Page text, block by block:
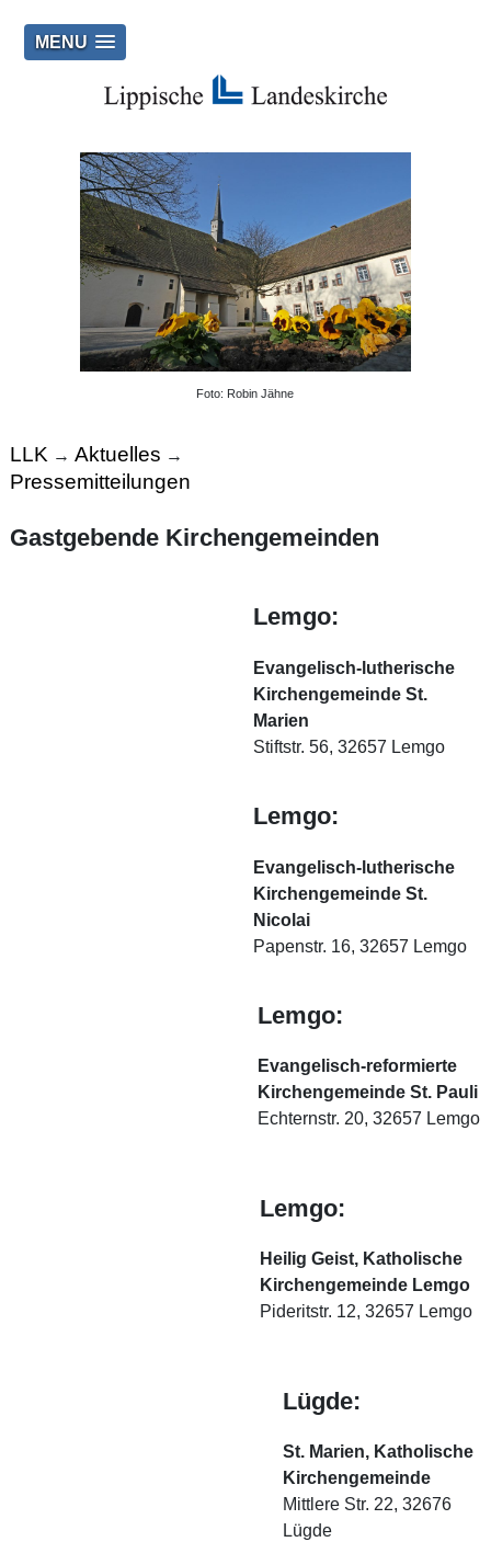
MENU
Foto: Robin Jähne
LLK → Aktuelles →
Pressemitteilungen
Gastgebende Kirchengemeinden
Lemgo:
Evangelisch-lutherische
Kirchengemeinde St.
Marien
Stiftstr. 56, 32657 Lemgo
Lemgo:
Evangelisch-lutherische
Kirchengemeinde St.
Nicolai
Papenstr. 16, 32657 Lemgo
Lemgo:
Evangelisch-reformierte
Kirchengemeinde St. Pauli
Echternstr. 20, 32657 Lemgo
Lemgo:
Heilig Geist, Katholische
Kirchengemeinde Lemgo
Pideritstr. 12, 32657 Lemgo
Lügde:
St. Marien, Katholische
Kirchengemeinde
Mittlere Str. 22, 32676
Lügde